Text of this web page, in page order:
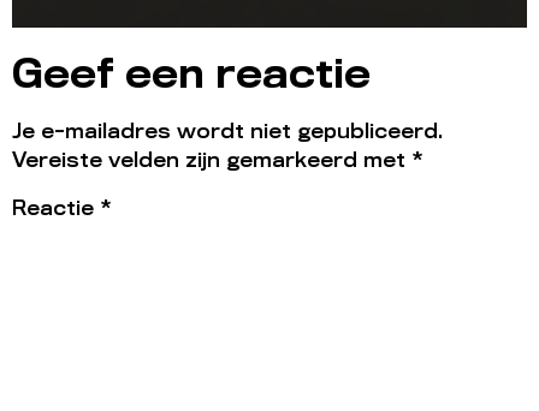
Geef een reactie
Je e-mailadres wordt niet gepubliceerd.
Vereiste velden zijn gemarkeerd met *
Reactie *